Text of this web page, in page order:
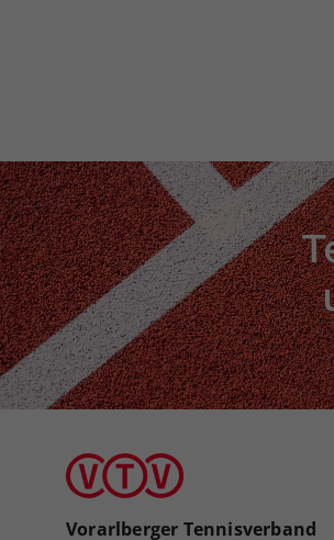
Vorarlberger Tennisverband